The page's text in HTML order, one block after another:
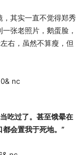
其实一直不觉得郑秀
张老照片，鹅蛋脸，
右，虽然不算瘦，但
吃过了。甚至饿晕在
会置我于死地。”